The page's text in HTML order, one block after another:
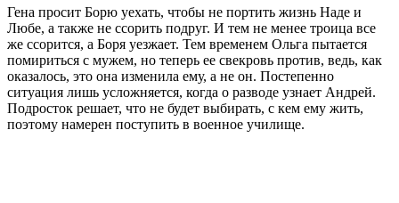
Гена просит Борю уехать, чтобы не портить жизнь Наде и
Любе, а также не ссорить подруг. И тем не менее троица все
же ссорится, а Боря уезжает. Тем временем Ольга пытается
помириться с мужем, но теперь ее свекровь против, ведь, как
оказалось, это она изменила ему, а не он. Постепенно
ситуация лишь усложняется, когда о разводе узнает Андрей.
Подросток решает, что не будет выбирать, с кем ему жить,
поэтому намерен поступить в военное училище.